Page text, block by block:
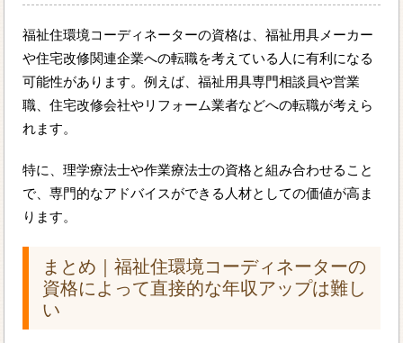
福祉住環境コーディネーターの資格は、福祉用具メーカー
や住宅改修関連企業への転職を考えている人に有利になる
可能性があります。例えば、福祉用具専門相談員や営業
職、住宅改修会社やリフォーム業者などへの転職が考えら
れます。
特に、理学療法士や作業療法士の資格と組み合わせること
で、専門的なアドバイスができる人材としての価値が高ま
ります。
まとめ｜福祉住環境コーディネーターの
資格によって直接的な年収アップは難し
い